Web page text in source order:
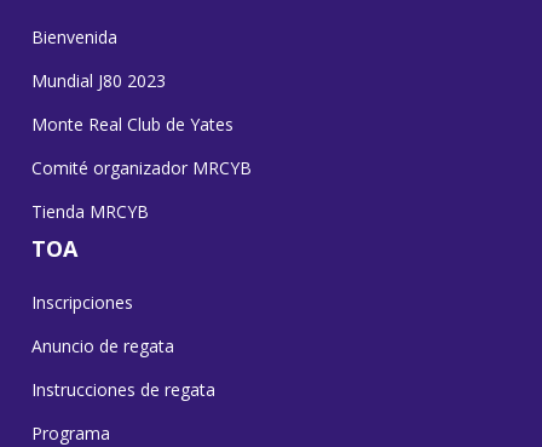
Bienvenida
Mundial J80 2023
Monte Real Club de Yates
Comité organizador MRCYB
Tienda MRCYB
TOA
Inscripciones
Anuncio de regata
Instrucciones de regata
Programa